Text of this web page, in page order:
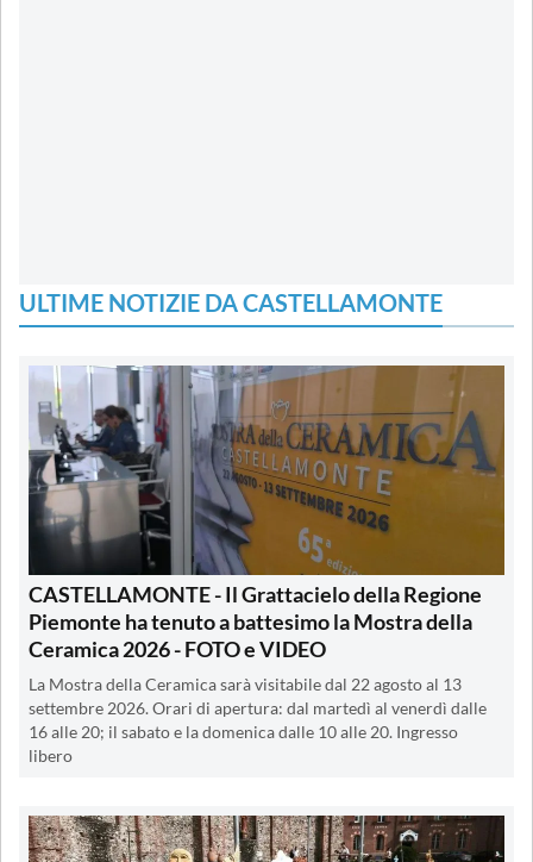
ULTIME NOTIZIE DA CASTELLAMONTE
CASTELLAMONTE - Il Grattacielo della Regione
Piemonte ha tenuto a battesimo la Mostra della
Ceramica 2026 - FOTO e VIDEO
La Mostra della Ceramica sarà visitabile dal 22 agosto al 13
settembre 2026. Orari di apertura: dal martedì al venerdì dalle
16 alle 20; il sabato e la domenica dalle 10 alle 20. Ingresso
libero